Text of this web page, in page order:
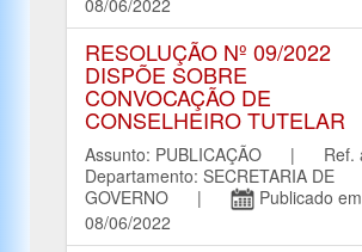
RESOLUÇÃO Nº 09/2022
DISPÕE SOBRE
CONVOCAÇÃO DE
CONSELHEIRO TUTELAR
Assunto: PUBLICAÇÃO | Ref.
Departamento: SECRETARIA DE
GOVERNO |
Publicado
08/06/2022